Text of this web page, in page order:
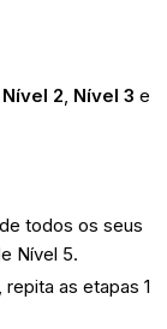
Nível 2, Nível 3 e
todos os seus
Nível 5.
as etapas 1